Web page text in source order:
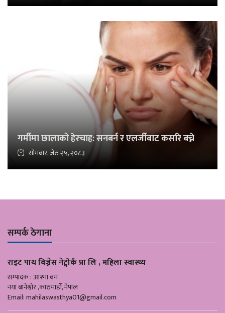
गर्मीमा छालाको हेरचाह: सनबर्न र एलर्जीबाट कसरि बच्ने
सोमबार, जेठ २५, २०८३
सम्पर्क ठेगाना
राइट पाथ बिज्नेस नेट्वोर्क प्रा लि , महिला स्वास्थ्य
सम्पादक : आश्मा बम
नया बानेश्वोर ,काठमाडौँ, नेपाल
Email:mahilaswasthya01@gmail.com